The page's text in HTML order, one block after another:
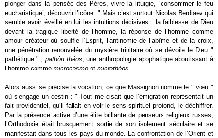
plonger dans la pensée des Pères, vivre la liturgie, ‘consommer le feu
eucharistique’, découvrir l’icône. " Mais c’est surtout Nicolas Berdiaev qui
semble avoir éveillé en lui les intuitions décisives : la faiblesse de Dieu
devant la tragique liberté de l’homme, la réponse de l’homme comme
amour créateur où souffle l’Esprit, l’antinomie de l’abîme et de la croix,
une pénétration renouvelée du mystère trinitaire où se dévoile le Dieu "
pathétique " , pathôn théos, une anthropologie apophatique aboutissant à
l’homme comme microcosme et microthéos.
Alors aussi se précise la vocation, ce que Massignon nomme le " vœu "
où s’engage un destin : " Tout me disait que l’émigration représentait un
fait providentiel, qu’il fallait en voir le sens spirituel profond, le déchiffrer.
Par la présence active d’une élite brillante de penseurs religieux russes,
l’Orthodoxie était brusquement sortie de son isolement séculaire et se
manifestait dans tous les pays du monde. La confrontation de l’Orient et